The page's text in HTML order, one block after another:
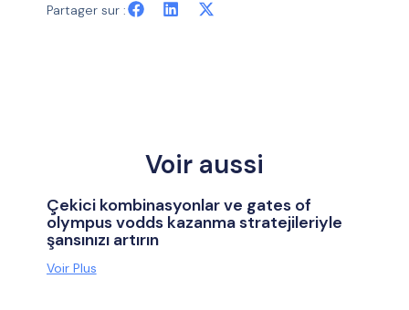
Partager sur :
Voir aussi
Çekici kombinasyonlar ve gates of
olympus vodds kazanma stratejileriyle
şansınızı artırın
Voir Plus